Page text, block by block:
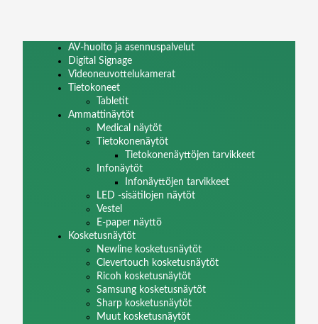
AV-huolto ja asennuspalvelut
Digital Signage
Videoneuvottelukamerat
Tietokoneet
Tabletit
Ammattinäytöt
Medical näytöt
Tietokonenäytöt
Tietokonenäyttöjen tarvikkeet
Infonäytöt
Infonäyttöjen tarvikkeet
LED -sisätilojen näytöt
Vestel
E-paper näyttö
Kosketusnäytöt
Newline kosketusnäytöt
Clevertouch kosketusnäytöt
Ricoh kosketusnäytöt
Samsung kosketusnäytöt
Sharp kosketusnäytöt
Muut kosketusnäytöt